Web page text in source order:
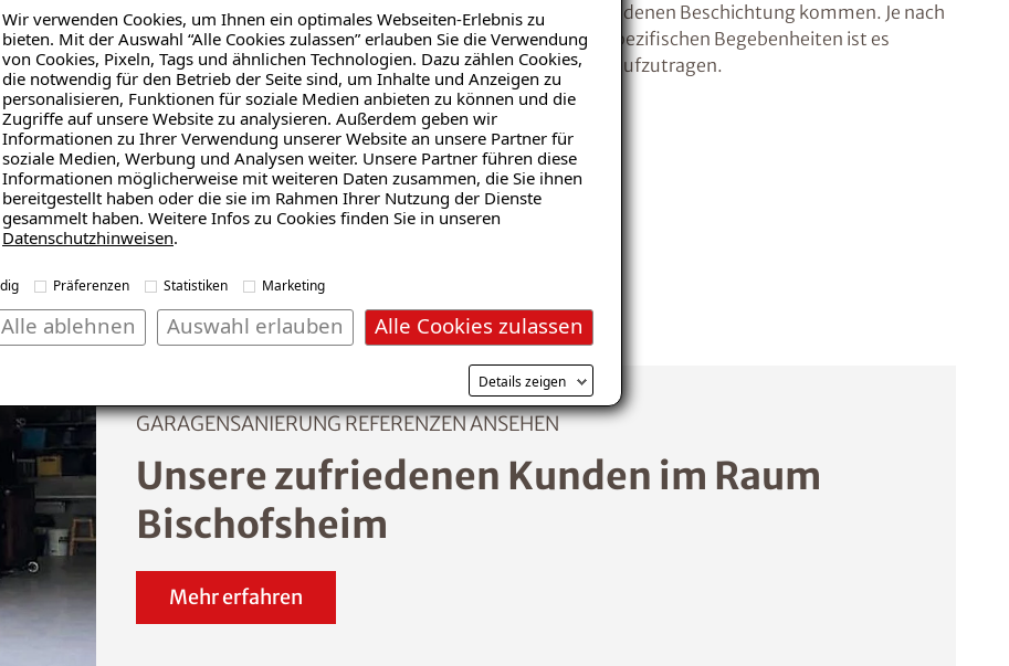
Wir verwenden Cookies, um Ihnen ein optimales Webseiten-Erlebnis zu
bieten. Mit der Auswahl “Alle Cookies zulassen” erlauben Sie die Verwendung
von Cookies, Pixeln, Tags und ähnlichen Technologien. Dazu zählen Cookies,
die notwendig für den Betrieb der Seite sind, um Inhalte und Anzeigen zu
personalisieren, Funktionen für soziale Medien anbieten zu können und die
Zugriffe auf unsere Website zu analysieren. Außerdem geben wir
Informationen zu Ihrer Verwendung unserer Website an unsere Partner für
soziale Medien, Werbung und Analysen weiter. Unsere Partner führen diese
Informationen möglicherweise mit weiteren Daten zusammen, die Sie ihnen
bereitgestellt haben oder die sie im Rahmen Ihrer Nutzung der Dienste
gesammelt haben. Weitere Infos zu Cookies finden Sie in unseren
Datenschutzhinweisen.
Präferenzen Statistiken Marketing
Alle Cookies zulassen
Auswahl erlauben
Alle ablehnen
Details zeigen
Fehlstellen im Belag oder der ggf. vorhandenen Beschichtung kommen. Je nach
Untergrundbeschaffenheit und objektspezifischen Begebenheiten ist es
möglich eine neue Bodenbeschichtung aufzutragen.
GARAGENSANIERUNG REFERENZEN ANSEHEN
Unsere zufriedenen Kunden im Raum
Bischofsheim
Mehr erfahren